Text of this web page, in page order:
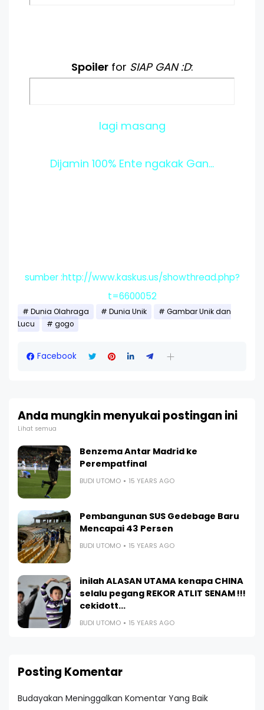
Spoilerfor SIAP GAN :D:
lagi masang
Dijamin 100% Ente ngakak Gan...
sumber :http://www.kaskus.us/showthread.php?
t=6600052
Dunia Olahraga Dunia Unik
Gambar Unik dan
Lucu
gogo
Facebook
Anda mungkin menyukai postingan ini
Lihat semua
Benzema Antar Madrid ke
Perempatfinal
BUDI UTOMO 15 YEARS AGO
Pembangunan SUS Gedebage Baru
Mencapai 43 Persen
BUDI UTOMO 15 YEARS AGO
inilah ALASAN UTAMA kenapa CHINA
selalu pegang REKOR ATLIT SENAM !!!
cekidott...
BUDI UTOMO 15 YEARS AGO
Posting Komentar
Budayakan Meninggalkan Komentar Yang Baik